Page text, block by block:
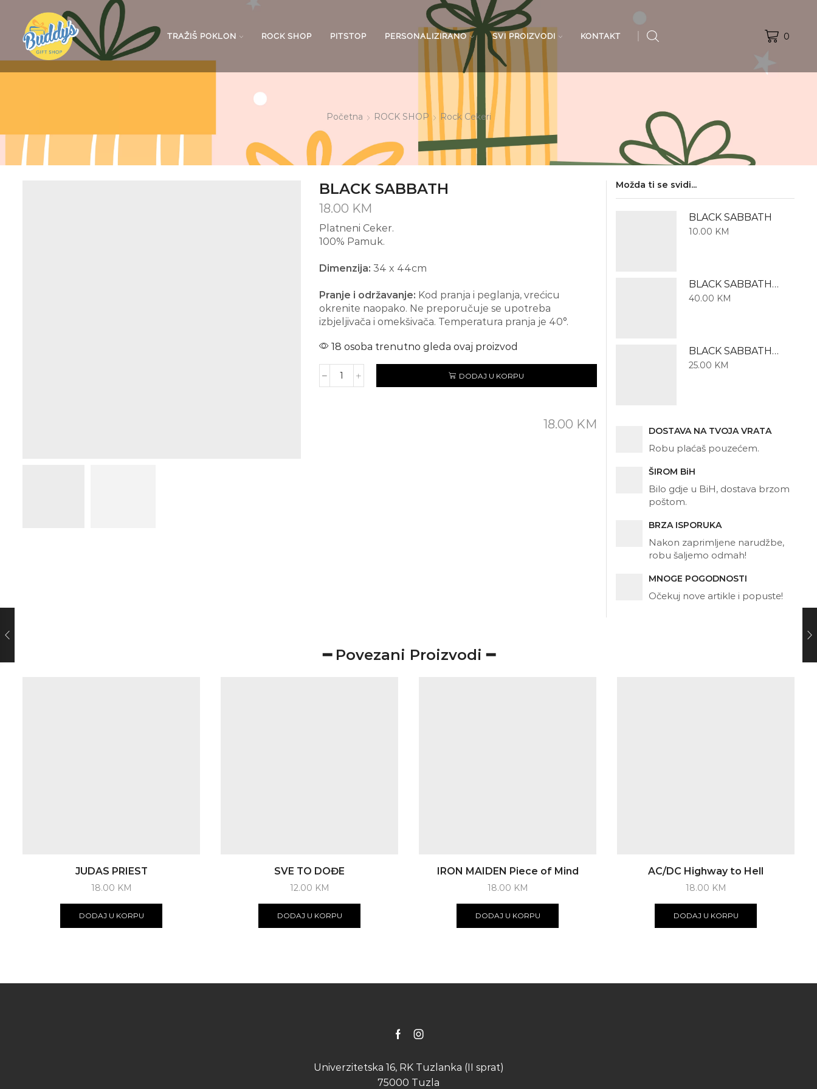
TRAŽIŠ POKLON ROCK SHOP PITSTOP PERSONALIZIRANO SVI PROIZVODI KONTAKT 0
Početna ROCK SHOP Rock Cekeri
BLACK SABBATH
18.00 KM
Platneni Ceker.
100% Pamuk.
Dimenzija: 34 x 44cm
Pranje i održavanje: Kod pranja i peglanja, vrećicu
okrenite naopako. Ne preporučuje se upotreba
izbjeljivača i omekšivača. Temperatura pranja je 40°.
18 osoba trenutno gleda ovaj proizvod
BLACK
DODAJ U KORPU
18.00 KM
Možda ti se svidi...
BLACK SABBATH
10.00 KM
BLACK SABBATH – Dugi rukav
40.00 KM
BLACK SABBATH - Kratki rukav
25.00 KM
DOSTAVA NA TVOJA VRATA
Robu plaćaš pouzećem.
ŠIROM BiH
Bilo gdje u BiH, dostava brzom
poštom.
BRZA ISPORUKA
Nakon zaprimljene narudžbe,
robu šaljemo odmah!
MNOGE POGODNOSTI
Očekuj nove artikle i popuste!
━ Povezani Proizvodi ━
JUDAS PRIEST
18.00 KM
DODAJ U KORPU
SVE TO DOĐE
12.00 KM
DODAJ U KORPU
IRON MAIDEN Piece of Mind
18.00 KM
DODAJ U KORPU
AC/DC Highway to Hell
18.00 KM
DODAJ U KORPU
FacebookInstagram
Univerzitetska 16, RK Tuzlanka (II sprat)
75000 Tuzla